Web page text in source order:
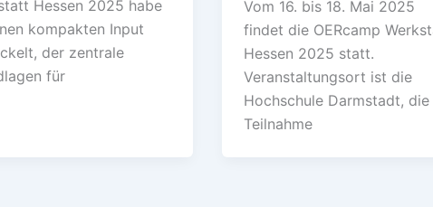
Hessen 2025 habe
kompakten Input
der zentrale
für
Vom 16. bis 18. Mai 2025
findet die OERcamp
Hessen 2025 statt.
Veranstaltungsort ist die
Hochschule Darmstadt, die
Teilnahme